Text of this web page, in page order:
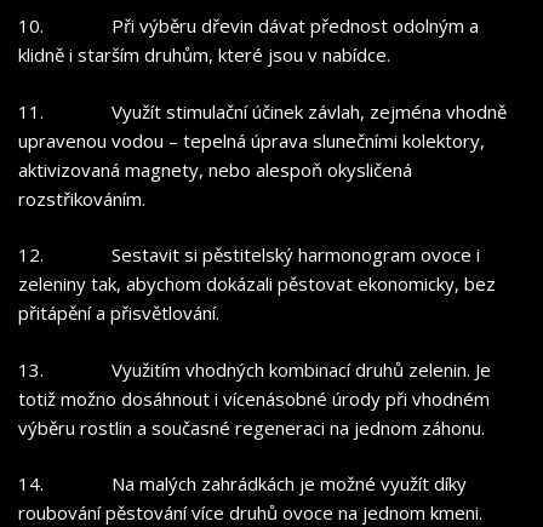
10.
Při výběru dřevin dávat přednost odolným a
klidně i starším druhům, které jsou v nabídce.
11.
Využít stimulační účinek závlah, zejména vhodně
upravenou vodou – tepelná úprava slunečními kolektory,
aktivizovaná magnety, nebo alespoň okysličená
rozstřikováním.
12.
Sestavit si pěstitelský harmonogram ovoce i
zeleniny tak, abychom dokázali pěstovat ekonomicky, bez
přitápění a přisvětlování.
13.
Využitím vhodných kombinací druhů zelenin. Je
totiž možno dosáhnout i vícenásobné úrody při vhodném
výběru rostlin a současné regeneraci na jednom záhonu.
14.
Na malých zahrádkách je možné využít díky
roubování pěstování více druhů ovoce na jednom kmeni.